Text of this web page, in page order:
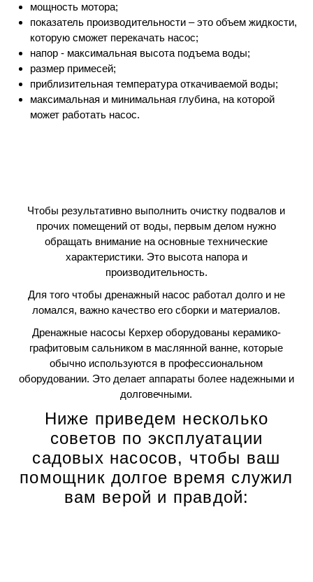
мощность мотора;
показатель производительности – это объем жидкости,
которую сможет перекачать насос;
напор - максимальная высота подъема воды;
размер примесей;
приблизительная температура откачиваемой воды;
максимальная и минимальная глубина, на которой
может работать насос.
Чтобы результативно выполнить очистку подвалов и
прочих помещений от воды, первым делом нужно
обращать внимание на основные технические
характеристики. Это высота напора и
производительность.
Для того чтобы дренажный насос работал долго и не
ломался, важно качество его сборки и материалов.
Дренажные насосы Керхер оборудованы керамико-
графитовым сальником в маслянной ванне, которые
обычно используются в профессиональном
оборудовании. Это делает аппараты более надежными и
долговечными.
Ниже приведем несколько
советов по эксплуатации
садовых насосов, чтобы ваш
помощник долгое время служил
вам верой и правдой: